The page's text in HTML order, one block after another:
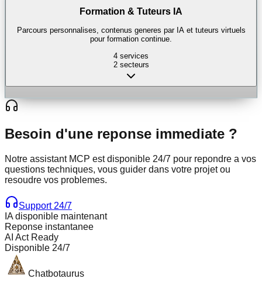
Formation & Tuteurs IA
Parcours personnalises, contenus generes par IA et tuteurs virtuels
pour formation continue.
4 services
2secteurs
Besoin d'une reponse immediate ?
Notre assistant MCP est disponible 24/7 pour repondre a vos
questions techniques, vous guider dans votre projet ou
resoudre vos problemes.
Support 24/7
IA disponible maintenant
Reponse instantanee
AI Act Ready
Disponible 24/7
Chatbotaurus